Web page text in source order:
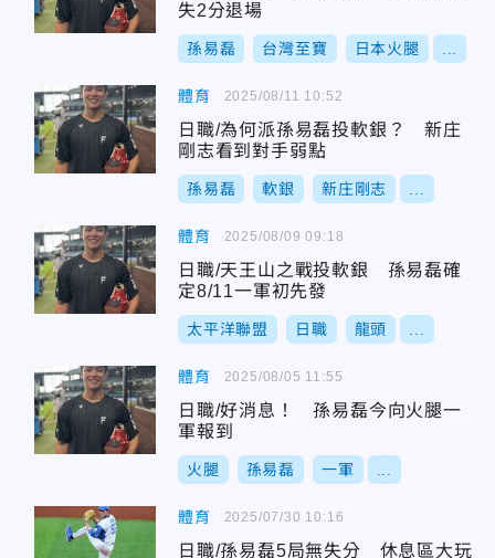
失2分退場
孫易磊 台灣至寶 日本火腿
體育
日職/為何派孫易磊投軟銀？ 新庄
剛志看到對手弱點
孫易磊 軟銀 新庄剛志
2025/08/11 10:52
體育
日職/天王山之戰投軟銀 孫易磊確
定8/11一軍初先發
太平洋聯盟 日職 龍頭
2025/08/09 09:18
體育
日職/好消息！ 孫易磊今向火腿一
軍報到
火腿 孫易磊 一軍
2025/08/05 11:55
體育
日職/孫易磊5局無失分 休息區大玩
2025/07/30 10:16